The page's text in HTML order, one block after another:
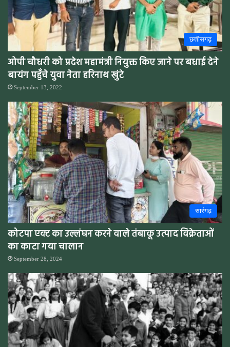
छत्तीसगढ़
ओपी चौधरी को प्रदेश महामंत्री नियुक्त किए जाने पर बधाई देने
बायंग पहुँचे युवा नेता हरिनाथ खुंटे
September 13, 2022
सारंगढ़
कोटपा एक्ट का उल्लंघन करने वाले तंबाकू उत्पाद विक्रेताओं
का काटा गया चालान
September 28, 2024